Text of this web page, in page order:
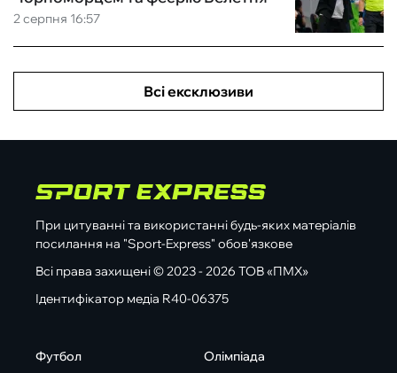
2 серпня 16:57
Всі ексклюзиви
При цитуванні та використанні будь-яких матеріалів
посилання на "Sport-Express" обов'язкове
Всі права захищені © 2023 - 2026 ТОВ «ПМХ»
Ідентифікатор медіа R40-06375
Футбол
Олімпіада